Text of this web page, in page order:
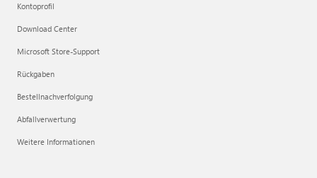
Kontoprofil
Download Center
Microsoft Store-Support
Rückgaben
Bestellnachverfolgung
Abfallverwertung
Weitere Informationen